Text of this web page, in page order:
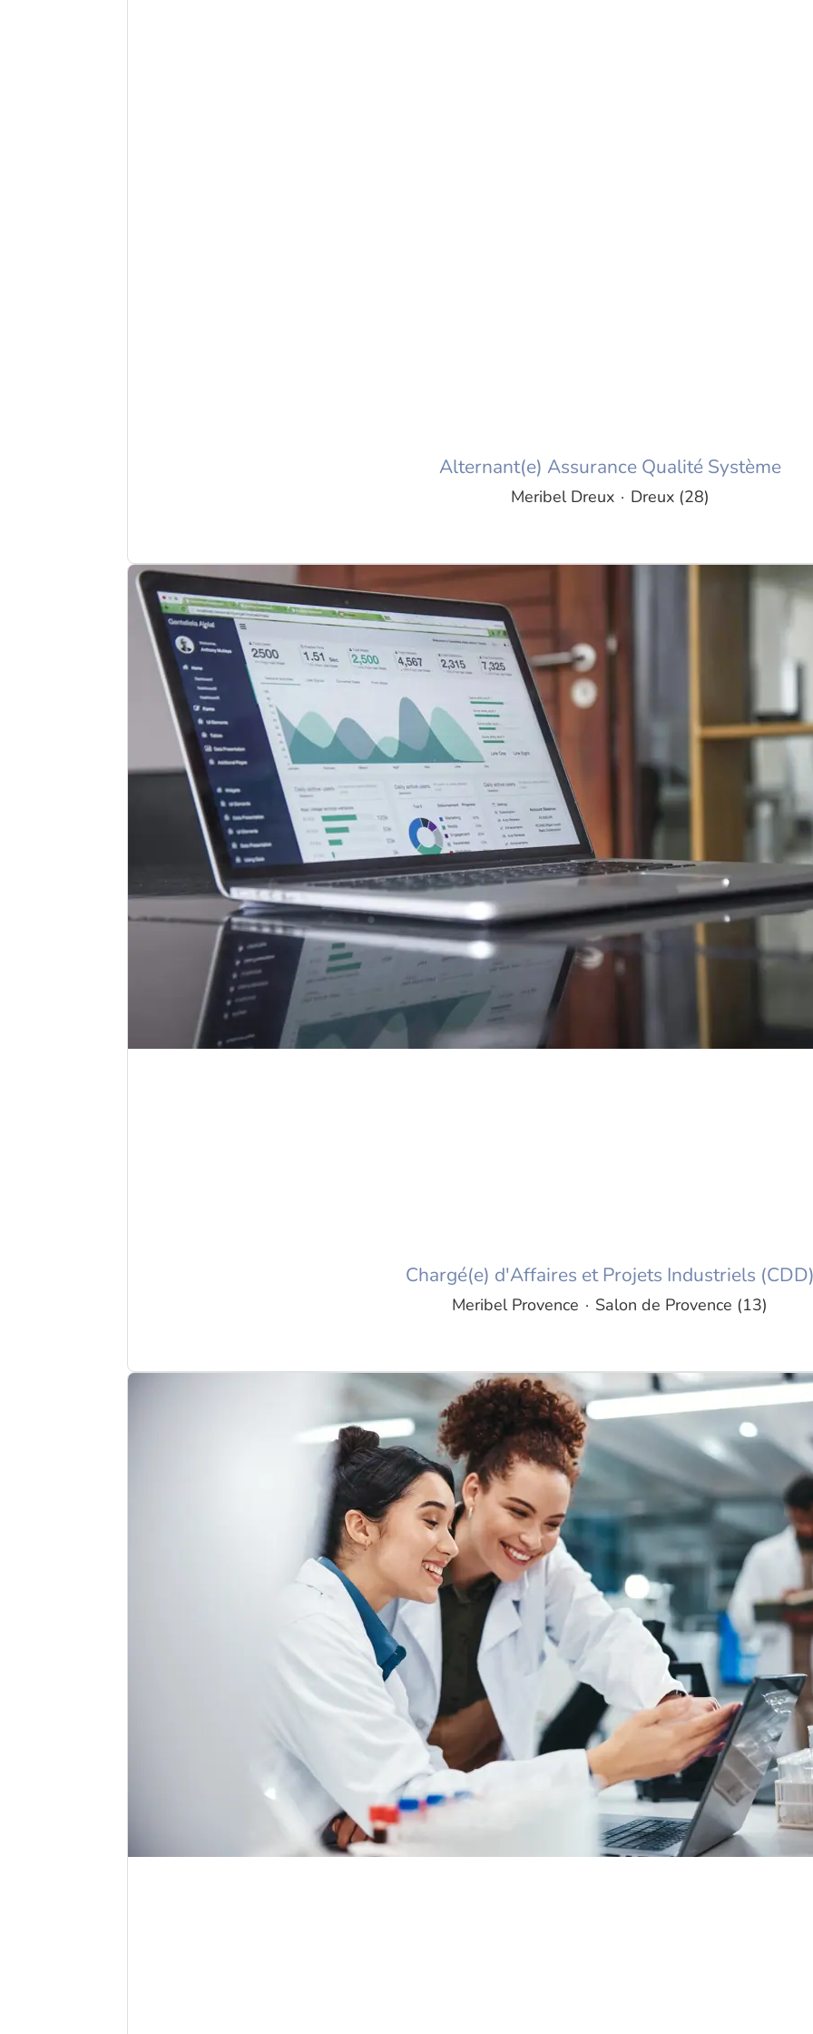
Alternant(e) Assurance Qualité Système
Meribel Dreux · Dreux (28)
Chargé(e) d'Affaires et Projets Industriels
Meribel Provence · Salon de Provence (13)